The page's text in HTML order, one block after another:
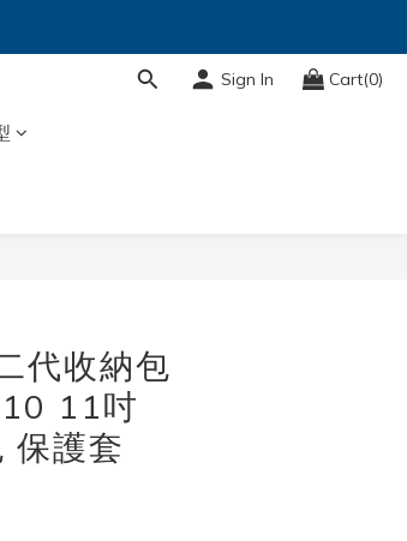
Sign In Cart(0)
代收納包
11吋
保護套